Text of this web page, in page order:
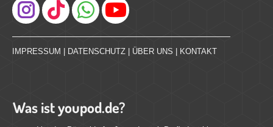
Instagram
IMPRESSUM | DATENSCHUTZ | ÜBER UNS | KONTAKT
Was ist youpod.de?